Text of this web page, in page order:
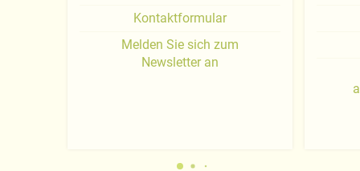
Kontaktformular
Melden Sie sich zum
Newsletter an